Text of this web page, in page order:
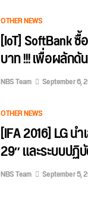
OTHER NEWS
[IoT] SoftBank
บาท !!! เพื่อผลักดั
NBS Team September 6,
OTHER NEWS
[IFA 2016] LG
29″ และระบบปฏิ
NBS Team September 5,